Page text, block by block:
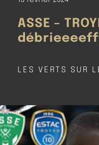
ASSE –
LES VERTS SUR